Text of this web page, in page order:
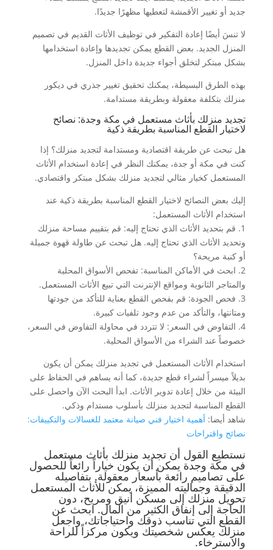
جديد أو تغيير الأقمشة لتعطيها مظهرًا جديدًا.
لا تنسَ أيضًا إعادة التفكير في توظيف الأثاث القديم في تصميم
المنزل الجديد. بعض القطع يمكن تجديدها وإعادة استخدامها
بشكل مبتكر لتخلق أجواء جديدة داخل المنزل.
بهذه الطرق البسيطة، يمكنك تحقيق تغيير جذري في ديكور
منزلك بتكلفة معقولة وبطريقة مستدامة.
تجديد منزلك بأثاث مستعمل في مكة وجدة: نصائح
لاختيار القطع المناسبة بطريقة ذكية
هل تبحث عن طريقة اقتصادية ومستدامة لتجديد منزلك؟ إذا
كنت في مكة أو جدة، يمكنك النظر في إعادة استخدام الأثاث
المستعمل كخيار مثالي لتجديد منزلك بشكل مبتكر واقتصادي.
إليك بعض النصائح لاختيار القطع المناسبة بطريقة ذكية عند
استخدام الأثاث المستعمل:
1. قم بتحديد الأثاث الذي تحتاج إليه: قم بتقييم مساحة منزلك
وتحديد الأثاث الذي تحتاج إليه. هل تبحث عن طاولة قهوة جميلة
أو كنبة مريحة؟
2. ابحث في الأماكن المناسبة: تفحص الأسواق المحلية
والمتاجر الثانوية ومواقع الإنترنت التي تبيع الأثاث المستعمل.
3. فحص الجودة: قم بفحص القطع بعناية للتأكد من جودتها
ومتانتها، والتأكد من عدم وجود تلفيات كبيرة.
4. التفاوض في السعر: لا تتردد في محاولة التفاوض في السعر،
خصوصاً عند الشراء من الأسواق المحلية.
استخدام الأثاث المستعمل في تجديد منزلك يمكن أن يكون
بديلاً ميسراً لشراء قطع جديدة، كما أنه يساهم في الحفاظ على
البيئة من خلال إعادة تدوير الأثاث. ابدأ البحث الآن واحصل على
القطع المناسبة لتجديد منزلك بأسلوب مستدام وذكي.
شاهد أيضا: أهمية اختيار فني صيانة معتمد للغسالات والتكييفات:
نصائح واقتراحات
نستطيع القول أن تجديد منزلك بأثاث مستعمل
في مكة وجدة يمكن أن يكون خياراً رائعاً للحصول
على تصاميم رائعة بأسعار معقولة. بتفاصيله
الدقيقة وجماليته المميزة، يمكن للأثاث المستعمل
تحويل منزلك إلى مسكن أنيق ومريح، دون
الحاجة إلى إنفاق الكثير من المال. ابحث عن
القطع التي تناسب ذوقك واحتياجاتك، واجعل
منزلك يعكس شخصيتك ويكون مركزاً للراحة
والاسترخاء.